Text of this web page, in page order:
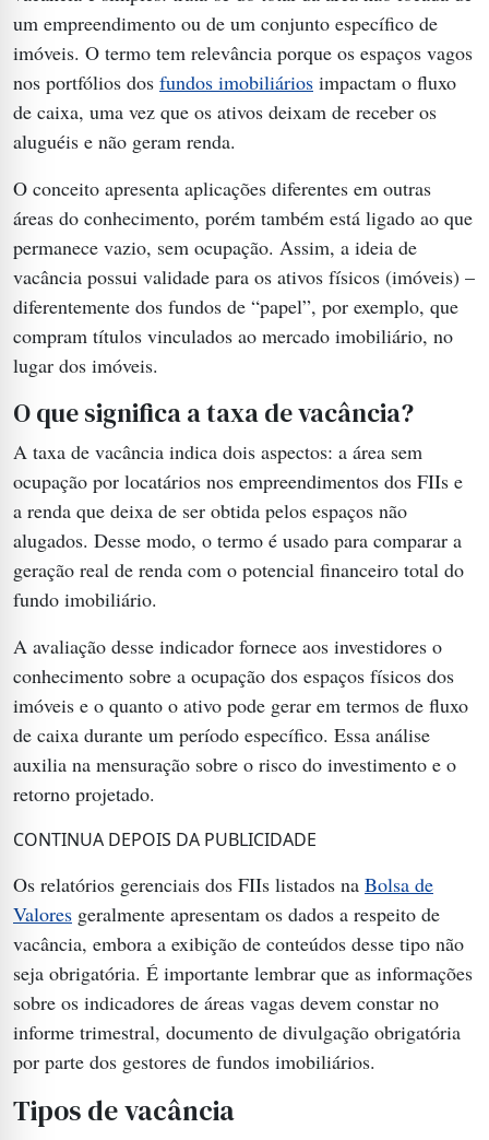
um empreendimento ou de um conjunto específico de
imóveis. O termo tem relevância porque os espaços vagos
nos portfólios dos fundos imobiliários impactam o fluxo
de caixa, uma vez que os ativos deixam de receber os
aluguéis e não geram renda.
O conceito apresenta aplicações diferentes em outras
áreas do conhecimento, porém também está ligado ao que
permanece vazio, sem ocupação. Assim, a ideia de
vacância possui validade para os ativos físicos (imóveis) –
diferentemente dos fundos de “papel”, por exemplo, que
compram títulos vinculados ao mercado imobiliário, no
lugar dos imóveis.
O que significa a taxa de vacância?
A taxa de vacância indica dois aspectos: a área sem
ocupação por locatários nos empreendimentos dos FIIs e
a renda que deixa de ser obtida pelos espaços não
alugados. Desse modo, o termo é usado para comparar a
geração real de renda com o potencial financeiro total do
fundo imobiliário.
A avaliação desse indicador fornece aos investidores o
conhecimento sobre a ocupação dos espaços físicos dos
imóveis e o quanto o ativo pode gerar em termos de fluxo
de caixa durante um período específico. Essa análise
auxilia na mensuração sobre o risco do investimento e o
retorno projetado.
CONTINUA DEPOIS DA PUBLICIDADE
Os relatórios gerenciais dos FIIs listados na Bolsa de
Valores geralmente apresentam os dados a respeito de
vacância, embora a exibição de conteúdos desse tipo não
seja obrigatória. É importante lembrar que as informações
sobre os indicadores de áreas vagas devem constar no
informe trimestral, documento de divulgação obrigatória
por parte dos gestores de fundos imobiliários.
Tipos de vacância